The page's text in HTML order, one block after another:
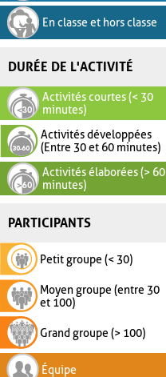
En classe et hors classe
DURÉE DE L'ACTIVITÉ
Activités courtes (< 30
minutes)
Activités développées
(Entre 30 et 60 minutes)
Activités élaborées (> 60
minutes)
PARTICIPANTS
Petit groupe (< 30)
Moyen groupe (entre 30
et 100)
Grand groupe (> 100)
Équipe